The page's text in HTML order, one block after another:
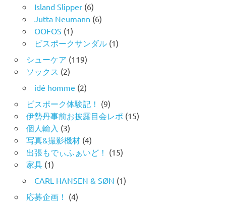
Island Slipper(6)
Jutta Neumann (6)
OOFOS (1)
ビスポークサンダル(1)
シューケア (119)
ソックス (2)
idé homme (2)
ビスポーク体験記！ (9)
伊勢丹事前お披露目会レポ (15)
個人輸入 (3)
写真&撮影機材(4)
出張もでぃふぁいど！ (15)
家具(1)
CARL HANSEN & SØN (1)
応募企画！ (4)